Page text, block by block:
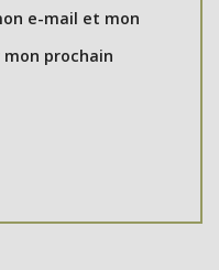
e-mail et mon
prochain